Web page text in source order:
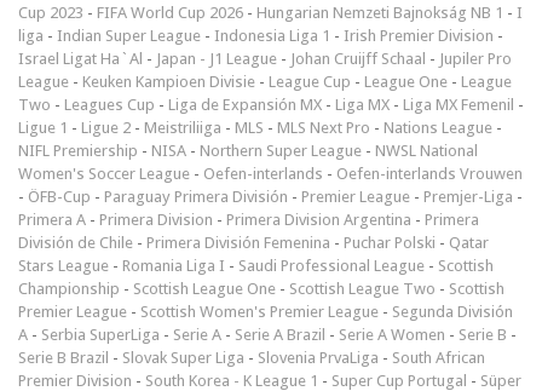
Cup 2023 - FIFA World Cup 2026 - Hungarian Nemzeti Bajnokság NB 1 - I
liga - Indian Super League - Indonesia Liga 1 - Irish Premier Division -
Israel Ligat Ha`Al - Japan - J1 League - Johan Cruijff Schaal - Jupiler Pro
League - Keuken Kampioen Divisie - League Cup - League One - League
Two - Leagues Cup - Liga de Expansión MX - Liga MX - Liga MX Femenil -
Ligue 1 - Ligue 2 - Meistriliiga - MLS - MLS Next Pro - Nations League -
NIFL Premiership - NISA - Northern Super League - NWSL National
Women's Soccer League - Oefen-interlands - Oefen-interlands Vrouwen
- ÖFB-Cup - Paraguay Primera División - Premier League - Premjer-Liga -
Primera A - Primera Division - Primera Division Argentina - Primera
División de Chile - Primera División Femenina - Puchar Polski - Qatar
Stars League - Romania Liga I - Saudi Professional League - Scottish
Championship - Scottish League One - Scottish League Two - Scottish
Premier League - Scottish Women's Premier League - Segunda División
A - Serbia SuperLiga - Serie A - Serie A Brazil - Serie A Women - Serie B -
Serie B Brazil - Slovak Super Liga - Slovenia PrvaLiga - South African
Premier Division - South Korea - K League 1 - Super Cup Portugal - Süper